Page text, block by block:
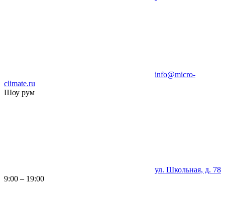
info@micro-
climate.ru
Шоу рум
ул. Школьная, д. 78
9:00 – 19:00